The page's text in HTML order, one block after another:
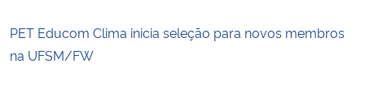
PET Educom Clima inicia seleção para novos membros
na UFSM/FW